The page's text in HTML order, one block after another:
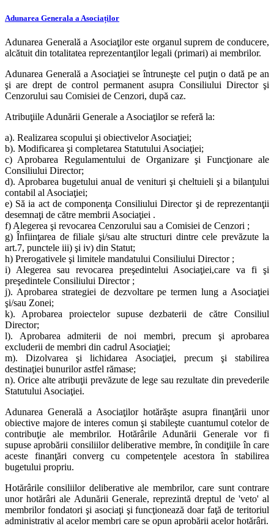
Adunarea Generala a Asociaților
Adunarea Generală a Asociaţilor este organul suprem de conducere,
alcătuit din totalitatea reprezentanţilor legali (primari) ai membrilor.
Adunarea Generală a Asociaţiei se întruneşte cel puţin o dată pe an
şi are drept de control permanent asupra Consiliului Director şi
Cenzorului sau Comisiei de Cenzori, după caz.
Atribuţiile Adunării Generale a Asociaţilor se referă la:
a). Realizarea scopului şi obiectivelor Asociaţiei;
b). Modificarea şi completarea Statutului Asociaţiei;
c) Aprobarea Regulamentului de Organizare şi Funcţionare ale
Consiliului Director;
d). Aprobarea bugetului anual de venituri şi cheltuieli şi a bilanţului
contabil al Asociaţiei;
e) Să ia act de componenţa Consiliului Director şi de reprezentanţii
desemnaţi de către membrii Asociaţiei .
f) Alegerea şi revocarea Cenzorului sau a Comisiei de Cenzori ;
g) Înfiinţarea de filiale şi/sau alte structuri dintre cele prevăzute la
art.7, punctele iii) şi iv) din Statut;
h) Prerogativele şi limitele mandatului Consiliului Director ;
i) Alegerea sau revocarea preşedintelui Asociaţiei,care va fi şi
preşedintele Consiliului Director ;
j). Aprobarea strategiei de dezvoltare pe termen lung a Asociaţiei
şi/sau Zonei;
k). Aprobarea proiectelor supuse dezbaterii de către Consiliul
Director;
l). Aprobarea admiterii de noi membri, precum şi aprobarea
excluderii de membri din cadrul Asociaţiei;
m). Dizolvarea şi lichidarea Asociaţiei, precum şi stabilirea
destinaţiei bunurilor astfel rămase;
n). Orice alte atribuţii prevăzute de lege sau rezultate din prevederile
Statutului Asociaţiei.
Adunarea Generală a Asociaţilor hotărăşte asupra finanţării unor
obiective majore de interes comun şi stabileşte cuantumul cotelor de
contribuţie ale membrilor. Hotărârile Adunării Generale vor fi
supuse aprobării consiliilor deliberative membre, în condiţiile în care
aceste finanţări converg cu competenţele acestora în stabilirea
bugetului propriu.
Hotărârile consiliilor deliberative ale membrilor, care sunt contrare
unor hotărâri ale Adunării Generale, reprezintă dreptul de 'veto' al
membrilor fondatori şi asociaţi şi funcţionează doar faţă de teritoriul
administrativ al acelor membri care se opun aprobării acelor hotărâri.